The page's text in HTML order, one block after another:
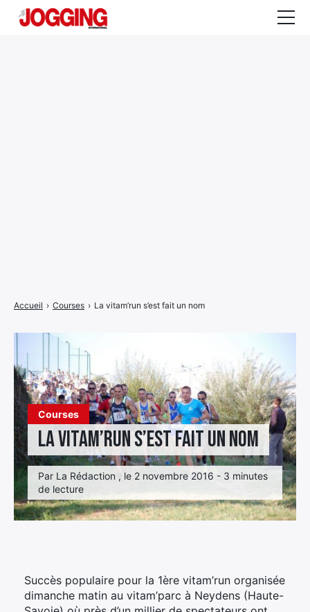
Courses
La vitam’run s’est fait un nom
Par La Rédaction , le 2 novembre 2016 - 3 minutes
de lecture
Accueil › Courses › La vitam’run s’est fait un nom
Succès populaire pour la 1ère vitam’run organisée
dimanche matin au vitam’parc à Neydens (Haute-
menude
menu
de
menu